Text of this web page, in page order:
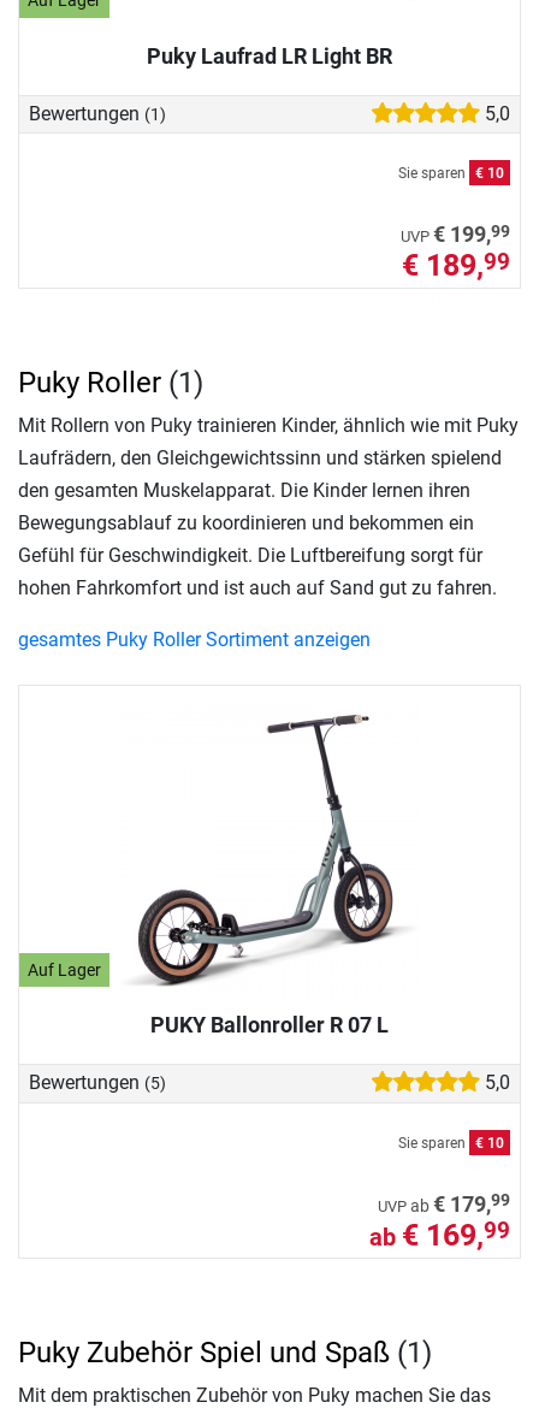
Puky Laufrad LR Light BR
Bewertungen (1) 5,0
Sie sparen € 10
UVP € 199,99
€ 189,99
Auf Lager
PUKY Ballonroller R 07 L
Bewertungen (5) 5,0
Sie sparen € 10
UVP ab€ 179,99
ab € 169,99
Puky Roller (1)
Mit Rollern von Puky trainieren Kinder, ähnlich wie mit Puky
Laufrädern, den Gleichgewichtssinn und stärken spielend
den gesamten Muskelapparat. Die Kinder lernen ihren
Bewegungsablauf zu koordinieren und bekommen ein
Gefühl für Geschwindigkeit. Die Luftbereifung sorgt für
hohen Fahrkomfort und ist auch auf Sand gut zu fahren.
gesamtes Puky Roller Sortiment anzeigen
Puky Zubehör Spiel und Spaß (1)
Mit dem praktischen Zubehör von Puky machen Sie das